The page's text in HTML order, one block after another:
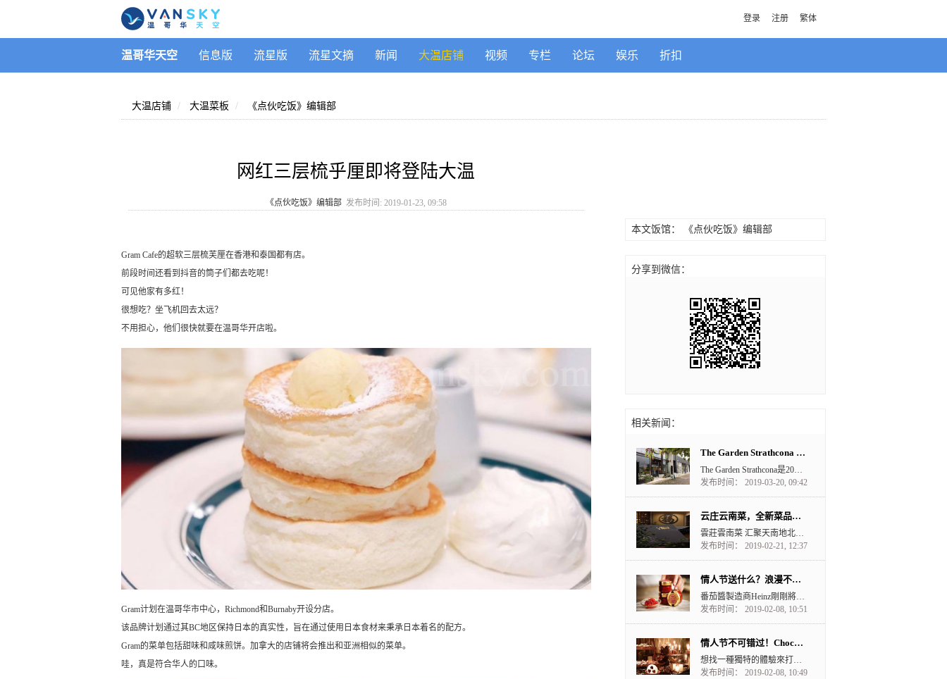
登录 注册 繁体
温哥华天空 信息版 流星版 流星文摘 新闻 大温店铺 视频 专栏 论坛 娱乐 折扣
大温店铺 大温菜板 《点伙吃饭》编辑部
网红三层梳乎厘即将登陆大温
《点伙吃饭》编辑部 发布时间: 2019-01-23, 09:58
Gram Cafe的超软三层梳芙厘在香港和泰国都有店。
前段时间还看到抖音的筒子们都去吃呢！
可见他家有多红！
很想吃？坐飞机回去太远？
不用担心，他们很快就要在温哥华开店啦。
Gram计划在温哥华市中心，Richmond和Burnaby开设分店。
该品牌计划通过其BC地区保持日本的真实性，旨在通过使用日本食材来秉承日本着名的配方。
Gram的菜单包括甜味和咸味煎饼。加拿大的店铺将会推出和亚洲相似的菜单。
哇，真是符合华人的口味。
本文饭馆： 《点伙吃饭》编辑部
分享到微信：
相关新闻：
The Garden Strathcona 植物园与咖啡的融合
The Garden Strathcona是2018年9月开始营业的，位置坐落在East Has...
发布时间： 2019-03-20, 09:42
云庄云南菜，全新菜品，美味可口！
雲莊雲南菜 汇聚天南地北鲜香辣甜 取其精华 还原雲南本味 当四季只剩...
发布时间： 2019-02-21, 12:37
情人节送什么？浪漫不失优雅！Heinz Ketchup Caviar 茄汁魚子醬
番茄醬製造商Heinz剛剛將 fancy ketchup 這個詞放上一個全新的高度。很多朋友...
发布时间： 2019-02-08, 10:51
情人节不可错过！Chocolate Cave Buffet 巧克力山洞自助餐
想找一種獨特的體驗來打動你心儀的人？在Fairmont Hotel Vancouver的No...
发布时间： 2019-02-08, 10:49